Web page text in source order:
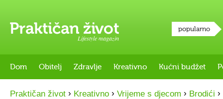
Lifestyle magazin
popularno
Dom Obitelj Zdravlje Kreativno Kućni budžet
Praktičan život › Kreativno › Vrijeme s djecom › Brodići ›